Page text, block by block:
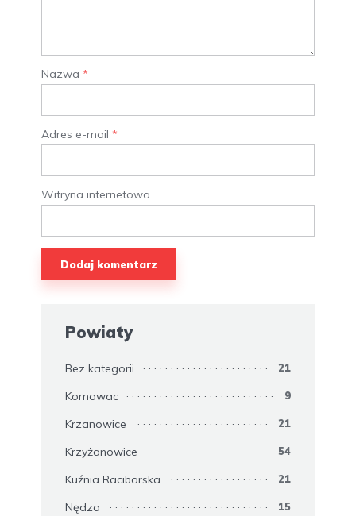
Nazwa *
Adres e-mail *
Witryna internetowa
Powiaty
Bez kategorii 21
Kornowac 9
Krzanowice 21
Krzyżanowice 54
Kuźnia Raciborska 21
Nędza 15